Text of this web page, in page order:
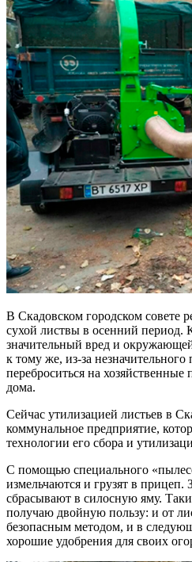
В Скадовском городском совете
сухой листвы в осенний период.
значительный вред и
к тому же, из-за
переброситься на
дома.
Сейчас утилизацией листьев в
коммунальное предприятие,
технологии его сбора и
С помощью специального
измельчаются и грузят в прицеп.
сбрасывают в силосную яму.
получаю двойную пользу: и от
безопасным методом, и в
хорошие удобрения для своих